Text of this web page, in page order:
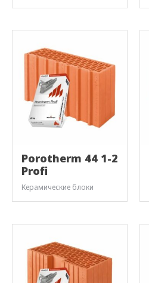
Porotherm 44 1-2
Profi
Керамические блоки